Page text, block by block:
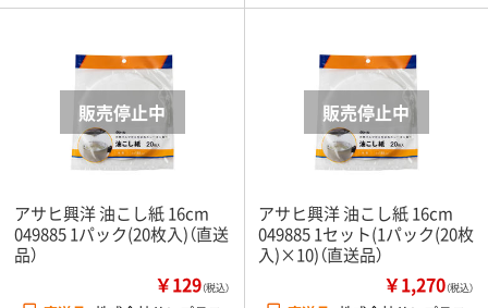
アサヒ興洋 油こし紙 16cm
049885 1パック(20枚入)（直送
品）
￥129（税込）
アサヒ興洋 油こし紙 16cm
049885 1セット(1パック(20枚
入)×10)（直送品）
￥1,270（税込）